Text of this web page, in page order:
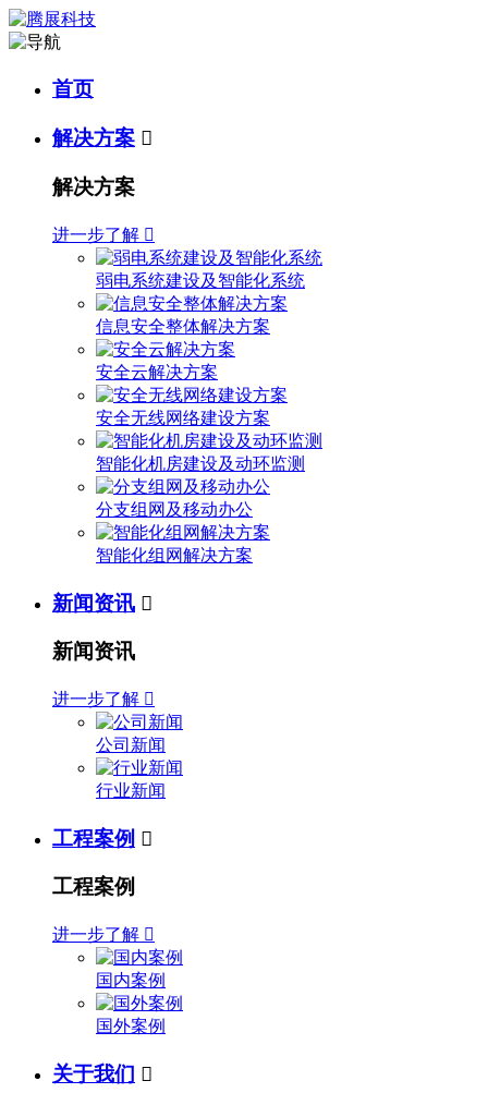
首页
解决方案 
解决方案
进一步了解 
弱电系统建设及智能化系统
信息安全整体解决方案
安全云解决方案
安全无线网络建设方案
智能化机房建设及动环监测
分支组网及移动办公
智能化组网解决方案
新闻资讯 
新闻资讯
进一步了解 
公司新闻
行业新闻
工程案例 
工程案例
进一步了解 
国内案例
国外案例
关于我们 